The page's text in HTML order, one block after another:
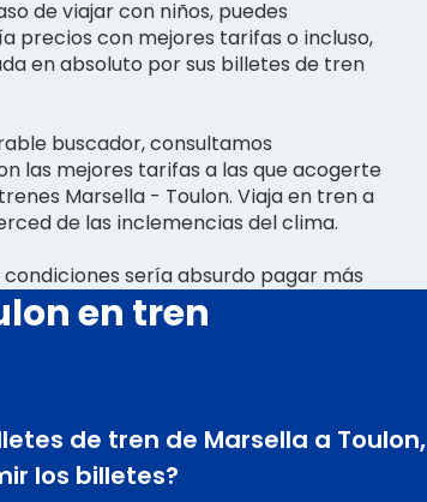
de viajar con niños, puedes
precios con mejores tarifas o incluso,
en absoluto por sus billetes de tren
buscador, consultamos
las mejores tarifas a las que acogerte
Marsella - Toulon. Viaja en tren a
de las inclemencias del clima.
condiciones sería absurdo pagar más
en tren
de tren de Marsella a Toulon,
los billetes?